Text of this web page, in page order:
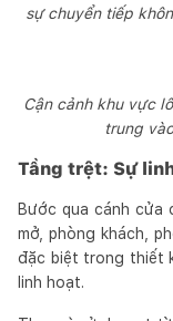
sự chuyển tiếp
Cận cảnh khu vực
trung
Tầng trệt: Sự
Bước qua cánh
mở, phòng khách,
đặc biệt trong thiết
linh hoạt.